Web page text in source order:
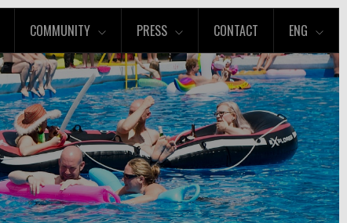
COMMUNITY PRESS CONTACT ENG